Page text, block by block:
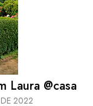
Laura @casa
2022